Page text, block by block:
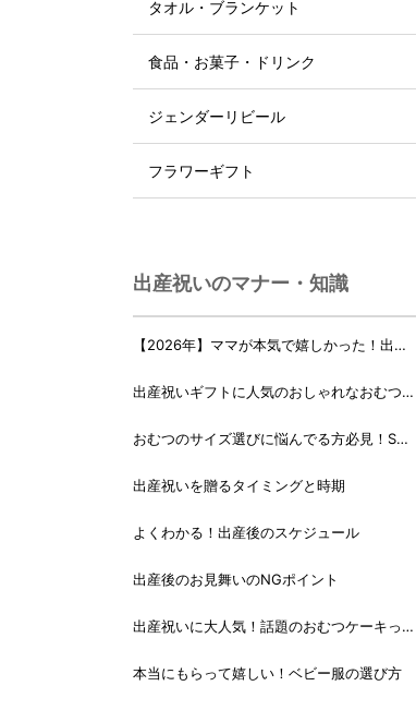
タオル・ブランケット
食品・お菓子・ドリンク
ジェンダーリビール
フラワーギフト
出産祝いのマナー・知識
【2026年】ママが本気で嬉しかった！出産
出産祝いギフトに人気のおしゃれなおむつケ
おむつのサイズ選びに悩んでる方必見！Sサ
出産祝いを贈るタイミングと時期
よくわかる！出産後のスケジュール
出産後のお見舞いのNGポイント
出産祝いに大人気！話題のおむつケーキっ
本当にもらって嬉しい！ベビー服の選び方